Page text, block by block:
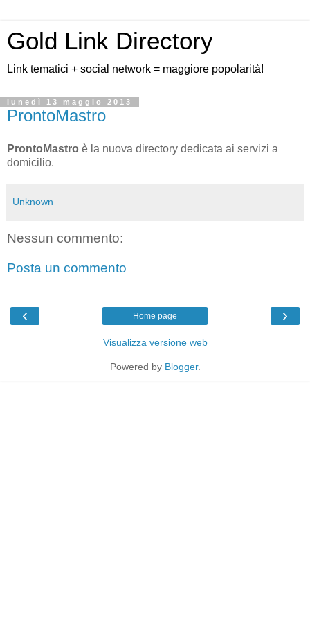
Gold Link Directory
Link tematici + social network = maggiore popolarità!
lunedì 13 maggio 2013
ProntoMastro
ProntoMastro è la nuova directory dedicata ai servizi a
domicilio.
Unknown
Nessun commento:
Posta un commento
‹ ›
Home page
Visualizza versione web
Powered by Blogger.